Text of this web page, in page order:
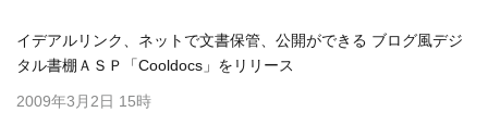
イデアルリンク、ネットで文書保管、公開ができる ブログ風デジ
タル書棚ＡＳＰ「Cooldocs」をリリース
2009年3月2日 15時